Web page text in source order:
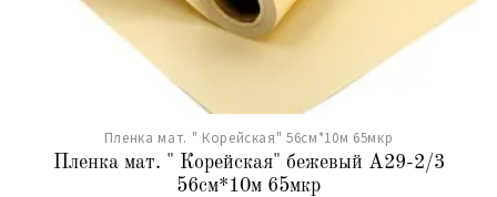
Пленка мат. " Корейская" 56см*10м 65мкр
Пленка мат. " Корейская" бежевый А29-2/3
56см*10м 65мкр